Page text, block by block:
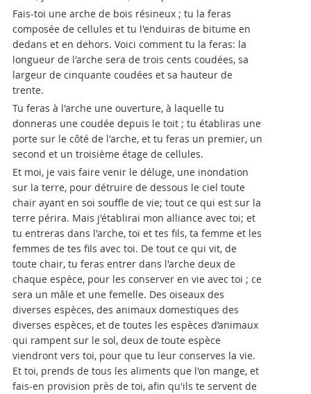
Fais-toi une arche de bois résineux ; tu la feras
composée de cellules et tu l'enduiras de bitume en
dedans et en dehors. Voici comment tu la feras: la
longueur de l'arche sera de trois cents coudées, sa
largeur de cinquante coudées et sa hauteur de
trente.
Tu feras à l'arche une ouverture, à laquelle tu
donneras une coudée depuis le toit ; tu établiras une
porte sur le côté de l'arche, et tu feras un premier, un
second et un troisième étage de cellules.
Et moi, je vais faire venir le déluge, une inondation
sur la terre, pour détruire de dessous le ciel toute
chair ayant en soi souffle de vie; tout ce qui est sur la
terre périra. Mais j'établirai mon alliance avec toi; et
tu entreras dans l'arche, toi et tes fils, ta femme et les
femmes de tes fils avec toi. De tout ce qui vit, de
toute chair, tu feras entrer dans l'arche deux de
chaque espèce, pour les conserver en vie avec toi ; ce
sera un mâle et une femelle. Des oiseaux des
diverses espèces, des animaux domestiques des
diverses espèces, et de toutes les espèces d’animaux
qui rampent sur le sol, deux de toute espèce
viendront vers toi, pour que tu leur conserves la vie.
Et toi, prends de tous les aliments que l'on mange, et
fais-en provision près de toi, afin qu'ils te servent de